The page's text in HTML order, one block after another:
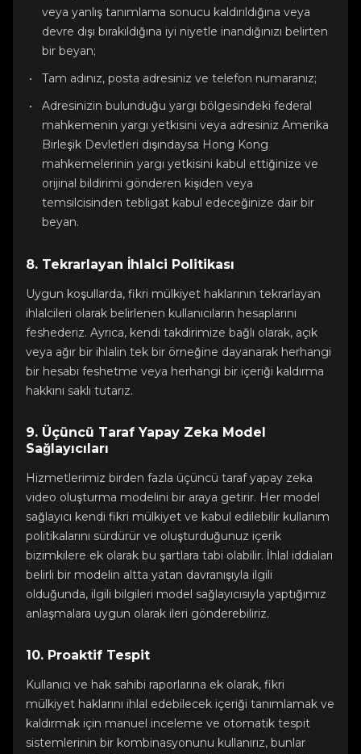
veya yanlış tanımlama sonucu kaldırıldığına veya
devre dışı bırakıldığına iyi niyetle inandığınızı belirten
bir beyan;
Tam adınız, posta adresiniz ve telefon numaranız;
Adresinizin bulunduğu yargı bölgesindeki federal
mahkemenin yargı yetkisini veya adresiniz Amerika
Birleşik Devletleri dışındaysa Hong Kong
mahkemelerinin yargı yetkisini kabul ettiğinize ve
orijinal bildirimi gönderen kişiden veya
temsilcisinden tebligat kabul edeceğinize dair bir
beyan.
8. Tekrarlayan İhlalci Politikası
Uygun koşullarda, fikri mülkiyet haklarının tekrarlayan
ihlalcileri olarak belirlenen kullanıcıların hesaplarını
feshederiz. Ayrıca, kendi takdirimize bağlı olarak, açık
veya ağır bir ihlalin tek bir örneğine dayanarak herhangi
bir hesabı feshetme veya herhangi bir içeriği kaldırma
hakkını saklı tutarız.
9. Üçüncü Taraf Yapay Zeka Model
Sağlayıcıları
Hizmetlerimiz birden fazla üçüncü taraf yapay zeka
video oluşturma modelini bir araya getirir. Her model
sağlayıcı kendi fikri mülkiyet ve kabul edilebilir kullanım
politikalarını sürdürür ve oluşturduğunuz içerik
bizimkilere ek olarak bu şartlara tabi olabilir. İhlal iddiaları
belirli bir modelin altta yatan davranışıyla ilgili
olduğunda, ilgili bilgileri model sağlayıcısıyla yaptığımız
anlaşmalara uygun olarak ileri gönderebiliriz.
10. Proaktif Tespit
Kullanıcı ve hak sahibi raporlarına ek olarak, fikri
mülkiyet haklarını ihlal edebilecek içeriği tanımlamak ve
kaldırmak için manuel inceleme ve otomatik tespit
sistemlerinin bir kombinasyonunu kullanırız, bunlar